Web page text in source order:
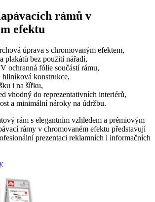
rámů v
efektu
úprava s chromovaným efektem,
plakátů bez použití nářadí,
ochranná fólie součástí rámu,
hliníková konstrukce,
i na šířku,
vhodný do reprezentativních interiérů,
a minimální nároky na údržbu.
rám s elegantním vzhledem a prémiovým
rámy v chromovaném efektu představují
prezentaci reklamních i informačních